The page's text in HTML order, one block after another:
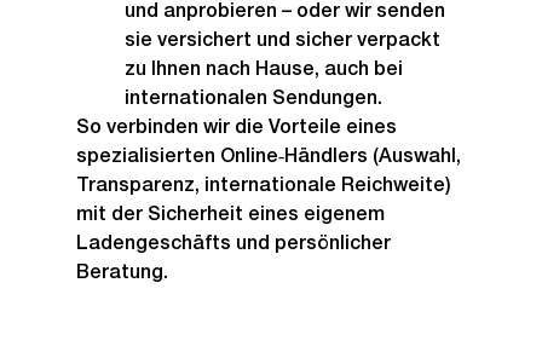
und anprobieren – oder wir senden
sie versichert und sicher verpackt
zu Ihnen nach Hause, auch bei
internationalen Sendungen.
So verbinden wir die Vorteile eines
spezialisierten Online‑Händlers (Auswahl,
Transparenz, internationale Reichweite)
mit der Sicherheit eines eigenem
Ladengeschäfts und persönlicher
Beratung.